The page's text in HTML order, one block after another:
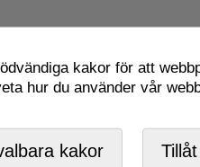
kakor för att
hur du använder vår
kakor